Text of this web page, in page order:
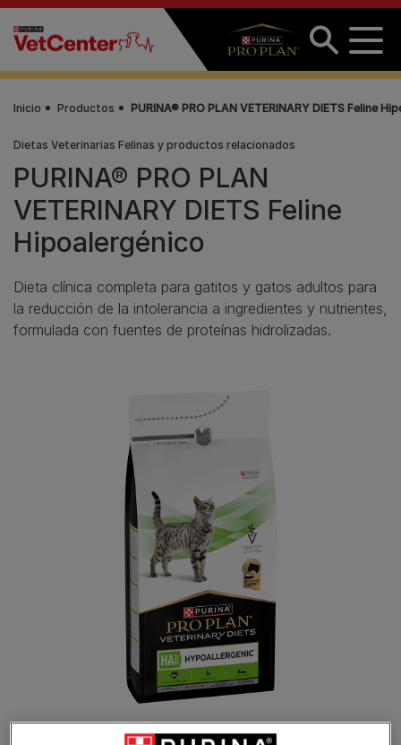
Pasar al contenido principal
Inicio Productos PURINA® PRO PLAN VETERINARY DIETS Feline
Dietas Veterinarias Felinas y productos relacionados
PURINA® PRO PLAN
VETERINARY DIETS Feline
Hipoalergénico
Dieta clínica completa para gatitos y gatos adultos para
la reducción de la intolerancia a ingredientes y nutrientes,
formulada con fuentes de proteínas hidrolizadas.